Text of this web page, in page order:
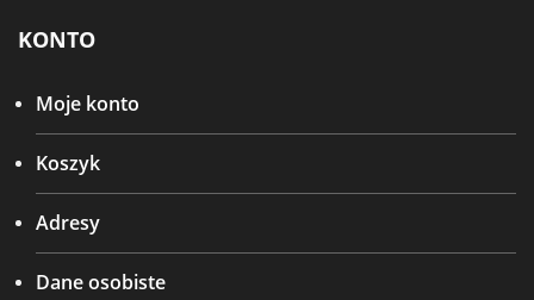
KONTO
Moje konto
Koszyk
Adresy
Dane osobiste